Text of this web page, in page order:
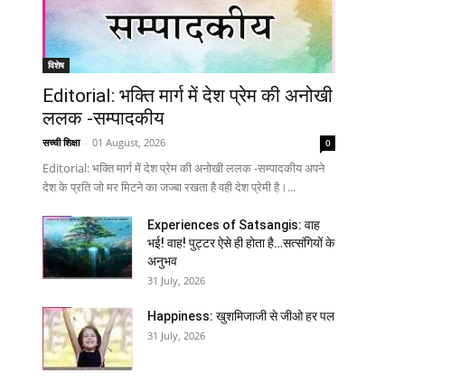
विशेष
Editorial: भक्ति मार्ग में देश प्रेम की अनोखी
ललक -सम्पादकीय
सच्ची शिक्षा - 01 August, 2026 0
Editorial: भक्ति मार्ग में देश प्रेम की अनोखी ललक -सम्पादकीय अपने
देश के प्रति जो मर मिटने का जज्बा रखता है वही देश प्रेमी है।...
Experiences of Satsangis: वाह
भई! वाह! पुट्टर ऐसे ही होता है…सत्संगियों के
अनुभव
31 July, 2026
Happiness: खुशमिजाजी से जीओ हर पल
31 July, 2026